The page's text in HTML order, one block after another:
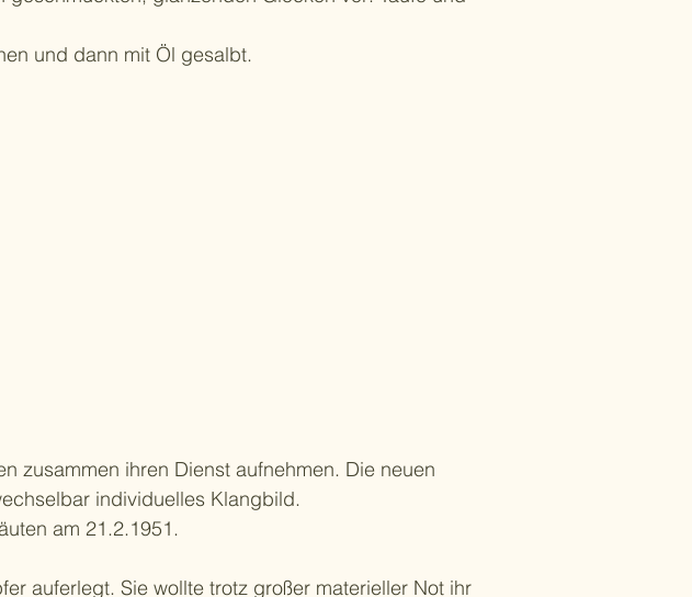
und dann mit Öl gesalbt.
zusammen ihren Dienst aufnehmen. Die neuen
individuelles Klangbild.
am 21.2.1951.
auferlegt. Sie wollte trotz großer materieller Not ihr